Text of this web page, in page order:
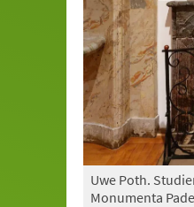
Uwe Poth.
Monumenta